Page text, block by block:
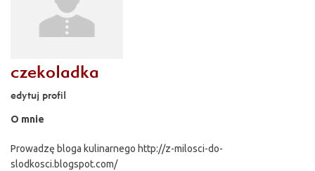
czekoladka
edytuj profil
O mnie
Prowadzę bloga kulinarnego http://z-milosci-do-
slodkosci.blogspot.com/